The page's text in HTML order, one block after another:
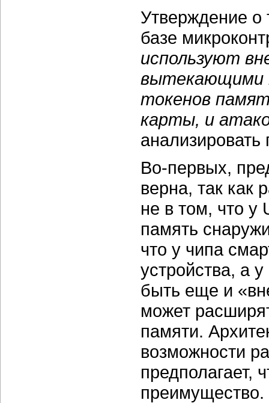
Утверждение о
базе
используют
вытекающими
токенов
карты, и
анализировать
Во-первых,
верна, так как
не в том, что у
память
что у чипа
устройства, а
быть еще и
может
памяти.
возможности
предполагает,
преимущество.